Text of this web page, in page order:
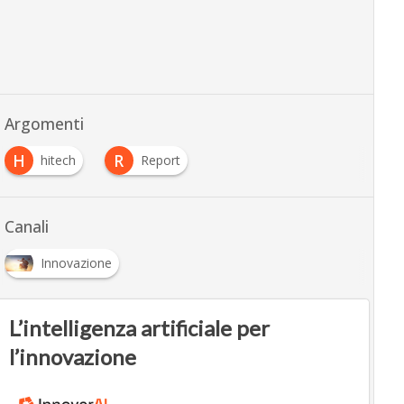
Argomenti
H
hitech R Report
Canali
Innovazione
L’intelligenza artificiale per
l’innovazione